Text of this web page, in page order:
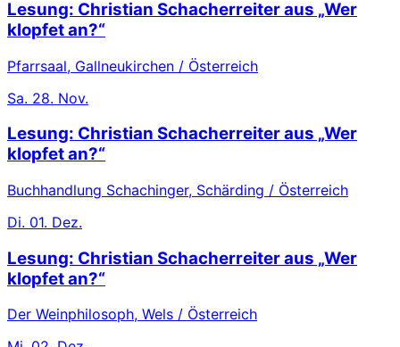
Lesung: Christian Schacherreiter aus „Wer
klopfet an?“
Pfarrsaal, Gallneukirchen / Österreich
Sa. 28. Nov.
Lesung: Christian Schacherreiter aus „Wer
klopfet an?“
Buchhandlung Schachinger, Schärding / Österreich
Di. 01. Dez.
Lesung: Christian Schacherreiter aus „Wer
klopfet an?“
Der Weinphilosoph, Wels / Österreich